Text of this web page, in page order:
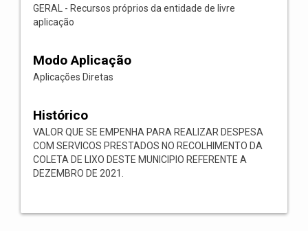
GERAL - Recursos próprios da entidade de livre
aplicação
Modo Aplicação
Aplicações Diretas
Histórico
VALOR QUE SE EMPENHA PARA REALIZAR DESPESA
COM SERVICOS PRESTADOS NO RECOLHIMENTO DA
COLETA DE LIXO DESTE MUNICIPIO REFERENTE A
DEZEMBRO DE 2021.